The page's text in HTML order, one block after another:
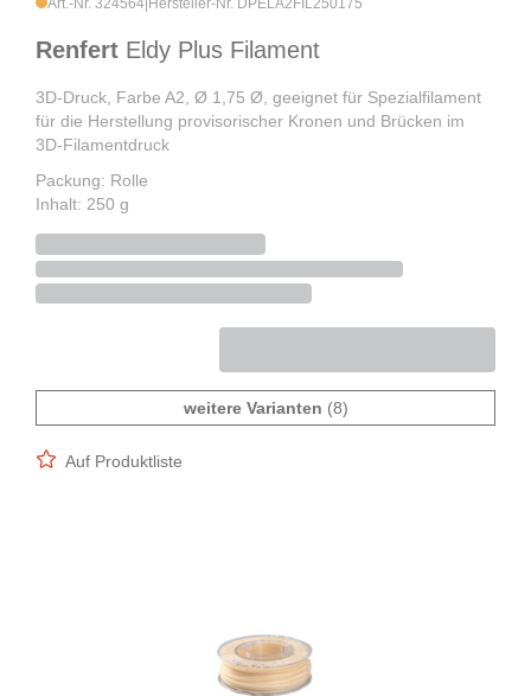
Art.-Nr. 324564 Hersteller-Nr. DPELA2FIL250175
Renfert Eldy Plus Filament
3D-Druck, Farbe A2, Ø 1,75 Ø, geeignet für Spezialfilament
für die Herstellung provisorischer Kronen und Brücken im
3D-Filamentdruck
Packung: Rolle
Inhalt: 250 g
weitere Varianten (8)
Auf Produktliste